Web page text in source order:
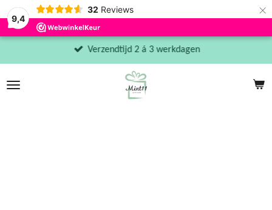
9,4
32 Reviews ×
Verzendtijd 2 á 3 werkdagen